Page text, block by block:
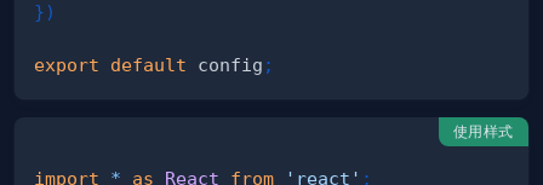
})
export default config ;
使用样式
import * as React from 'react' ;